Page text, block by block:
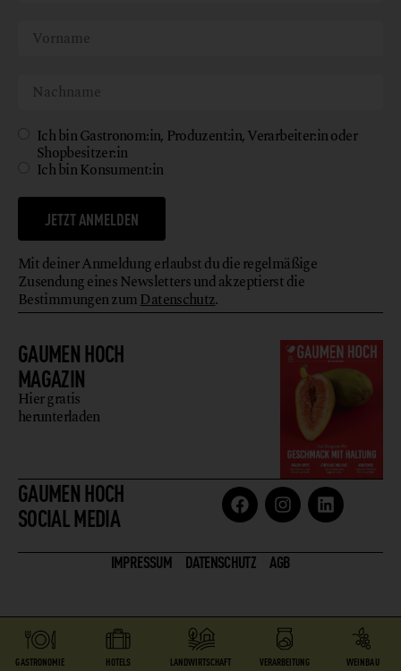
GAUMEN HOCH
MAGAZIN
Hier gratis
herunterladen
GAUMEN HOCH
SOCIAL MEDIA
Ich bin Gastronom:in, Produzent:in, Verarbeiter:in oder
Shopbesitzer:in
Ich bin Konsument:in
JETZT ANMELDEN
Mit deiner Anmeldung erlaubst du die regelmäßige
Zusendung eines Newsletters und akzeptierst die
Bestimmungen zumDatenschutz.
IMPRESSUM DATENSCHUTZ AGB
GASTRONOMIE HOTELS LANDWIRTSCHAFT VERARBEITUNG WEINBAU